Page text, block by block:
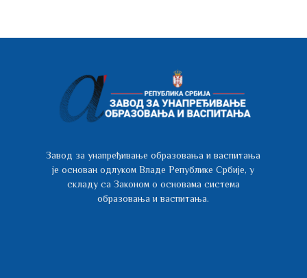
Завод за унапређивање образовања и васпитања
је основан одлуком Владе Републике Србије, у
складу са Законом о основама система
образовања и васпитања.